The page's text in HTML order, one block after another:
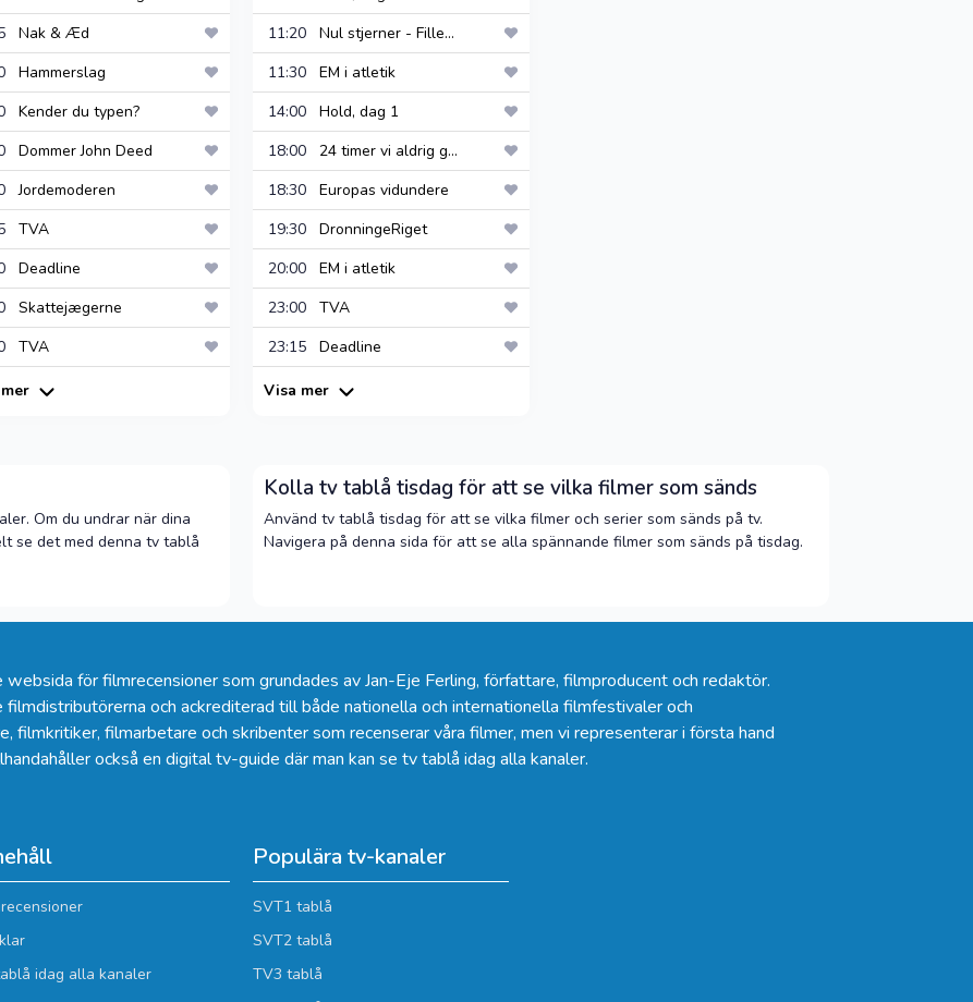
Nak & Æd
Hammerslag
Kender du typen?
Dommer John Deed
Jordemoderen
TVA
Deadline
Skattejægerne
TVA
11:20 Nul stjerner - Fille...
11:30 EM i atletik
14:00 Hold, dag 1
18:00 24 timer vi aldrig g...
18:30 Europas vidundere
19:30 DronningeRiget
20:00 EM i atletik
23:00 TVA
23:15 Deadline
Visa mer
Om du undrar när dina
se det med denna tv tablå
Kolla tv tablå tisdag för att se vilka filmer som sänds
Använd tv tablå tisdag för att se vilka filmer och serier som sänds på tv.
Navigera på denna sida för att se alla spännande filmer som sänds på tisdag.
för filmrecensioner som grundades av Jan-Eje Ferling, författare, filmproducent och redaktör.
och ackrediterad till både nationella och internationella filmfestivaler och
filmkritiker, filmarbetare och skribenter som recenserar våra filmer, men vi representerar i första hand
också en digital tv-guide där man kan se tv tablå idag alla kanaler.
idag alla kanaler
Populära tv-kanaler
SVT1 tablå
SVT2 tablå
TV3 tablå